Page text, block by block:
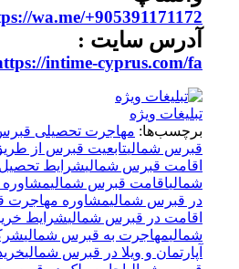
https://wa.me/+905391171172
آدرس سایت :
https://intime-cyprus.com/fa/
تبلیغات ویژه
برچسب‌ها:مهاجرت تحصیلی قبرس
قبرس شمالیتابعیت قبرس از طریق
اقامت قبرس شمالیشرایط تحصیل در
شمالیاقامت قبرس شمالیمشاوره
در قبرس شمالیمشاوره مهاجرت قبرس
اقامت در قبرس شمالیشرايط خريد
شمالیمهاجرت به قبرس شمالیشرکت
آپارتمان و ویلا در قبرس شمالیخرید